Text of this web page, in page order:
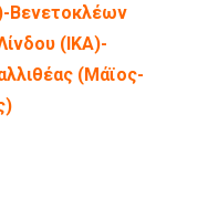
Βενετοκλέων
(ΙΚΑ)-
(Μάϊος-